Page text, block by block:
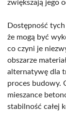
zwiększają jego
Dostępność
że mogą być
co czyni je
obszarze
alternatywę dla
proces budowy.
mieszance
stabilność całej